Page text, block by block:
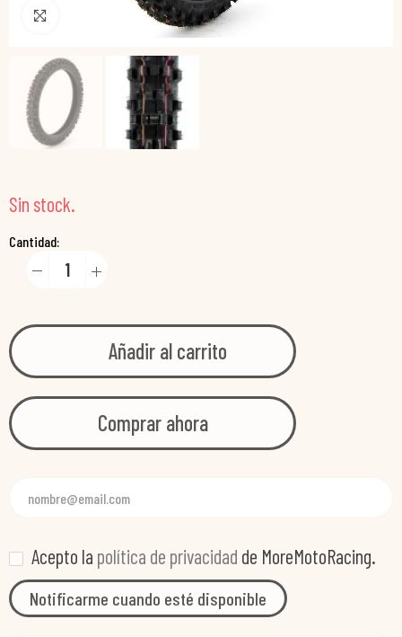
Pincha para agrandar
Sin stock.
Cantidad:
Añadir al carrito
Comprar ahora
Acepto la política de privacidad de MoreMotoRacing.
Notificarme cuando esté disponible